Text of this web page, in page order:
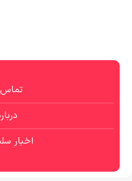
تماس
اخبار